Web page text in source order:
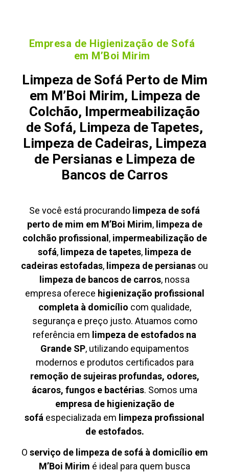
Empresa de Higienização de Sofá
em M’Boi Mirim
Limpeza de Sofá Perto de Mim
em M’Boi Mirim, Limpeza de
Colchão, Impermeabilização
de Sofá, Limpeza de Tapetes,
Limpeza de Cadeiras, Limpeza
de Persianas e Limpeza de
Bancos de Carros
Se você está procurando limpeza de sofá
perto de mim em M’Boi Mirim, limpeza de
colchão profissional , impermeabilização de
sofá, limpeza de tapetes, limpeza de
cadeiras estofadas, limpeza de persianas ou
limpeza de bancos de carros, nossa
empresa oferece higienização profissional
completa à domicílio com qualidade,
segurança e preço justo. Atuamos como
referência em limpeza de estofados na
Grande SP, utilizando equipamentos
modernos e produtos certificados para
remoção de sujeiras profundas, odores,
ácaros, fungos e bactérias. Somos uma
empresa de higienização de
sofá especializada em limpeza profissional
de estofados.
O serviço de limpeza de sofá à domicílio em
M’Boi Mirim é ideal para quem busca